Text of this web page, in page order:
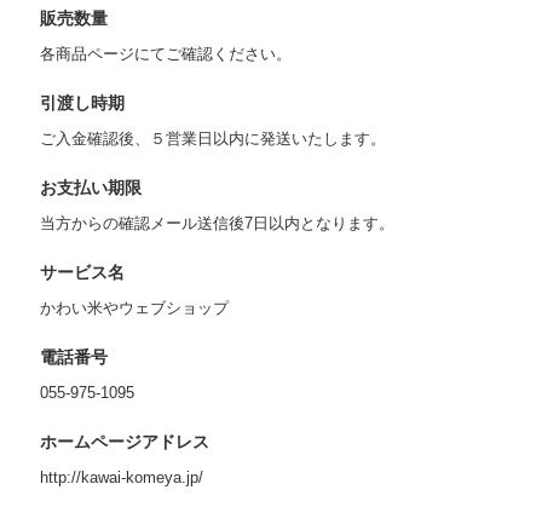
販売数量
各商品ページにてご確認ください。
引渡し時期
ご入金確認後、５営業日以内に発送いたします。
お支払い期限
当方からの確認メール送信後7日以内となります。
サービス名
かわい米やウェブショップ
電話番号
055-975-1095
ホームページアドレス
http://kawai-komeya.jp/